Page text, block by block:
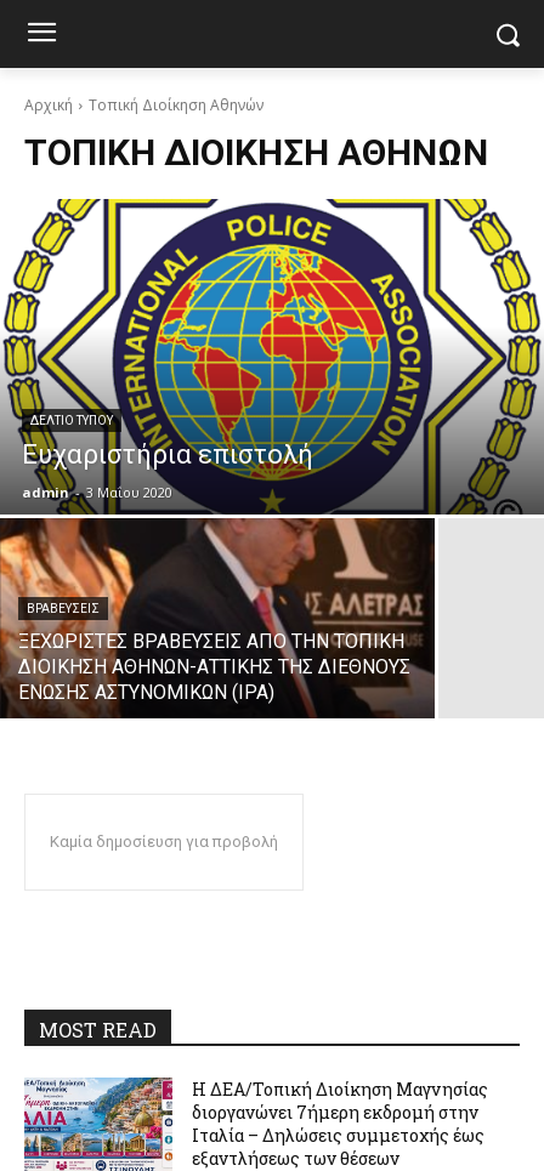
Αρχική Τοπική Διοίκηση Αθηνών
ΤΟΠΙΚΉ ΔΙΟΊΚΗΣΗ ΑΘΗΝΏΝ
ΔΕΛΤΙΟ ΤΥΠΟΥ
Ευχαριστήρια επιστολή
admin - 3 Μαΐου 2020
ΒΡΑΒΕΎΣΕΙΣ
ΞΕΧΩΡΙΣΤΕΣ ΒΡΑΒΕΥΣΕΙΣ ΑΠΟ ΤΗΝ ΤΟΠΙΚΗ
ΔΙΟΙΚΗΣΗ ΑΘΗΝΩΝ-ΑΤΤΙΚΗΣ ΤΗΣ ΔΙΕΘΝΟΥΣ
ΕΝΩΣΗΣ ΑΣΤΥΝΟΜΙΚΩΝ (IPA)
Καμία δημοσίευση για προβολή
MOST READ
Η ΔΕΑ/Τοπική Διοίκηση Μαγνησίας
διοργανώνει 7ήμερη εκδρομή στην
Ιταλία – Δηλώσεις συμμετοχής έως
εξαντλήσεως των θέσεων